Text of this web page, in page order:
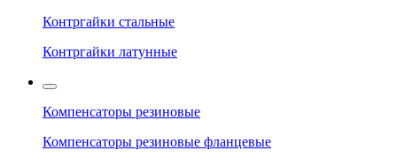
Контргайки стальные
Контргайки латунные
Компенсаторы резиновые
Компенсаторы резиновые фланцевые